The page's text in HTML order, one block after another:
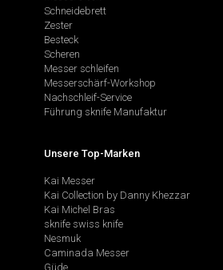
Schneidebrett
Zester
Besteck
Scheren
Messer schleifen
Messerschärf-Workshop
Nachschleif-Service
Führung sknife Manufaktur
Unsere Top-Marken
Kai Messer
Kai Collection by Danny Khezzar
Kai Michel Bras
sknife swiss knife
Nesmuk
Caminada Messer
Güde